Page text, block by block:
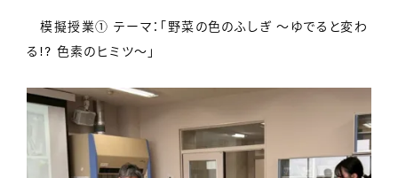
模擬授業① テーマ：「野菜の色のふしぎ 〜ゆでると変わ
る!? 色素のヒミツ〜」